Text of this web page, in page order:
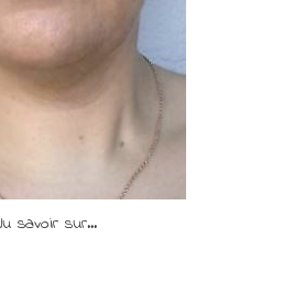
savoir sur...